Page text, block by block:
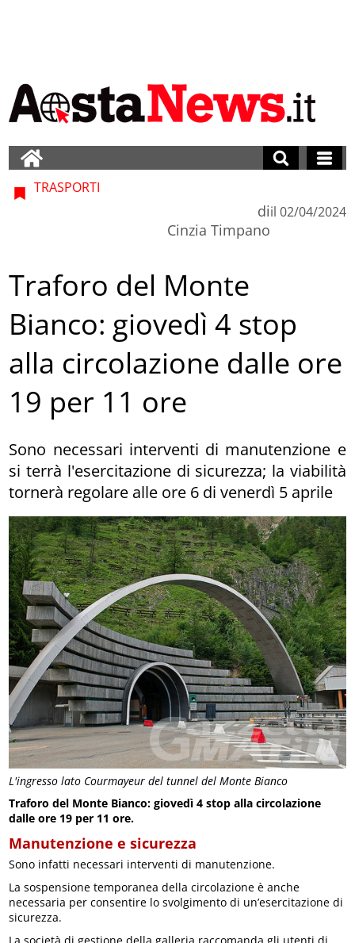
L'ingresso lato Courmayeur del tunnel del Monte Bianco
TRASPORTI
di
Cinzia Timpano
il 02/04/2024
Traforo del Monte
Bianco: giovedì 4 stop
alla circolazione dalle ore
19 per 11 ore
Sono necessari interventi di manutenzione e
si terrà l'esercitazione di sicurezza; la viabilità
tornerà regolare alle ore 6 di venerdì 5 aprile
Traforo del Monte Bianco: giovedì 4 stop alla circolazione
dalle ore 19 per 11 ore.
Manutenzione e sicurezza
Sono infatti necessari interventi di manutenzione.
La sospensione temporanea della circolazione è anche
necessaria per consentire lo svolgimento di un’esercitazione di
sicurezza.
La società di gestione della galleria raccomanda gli utenti di